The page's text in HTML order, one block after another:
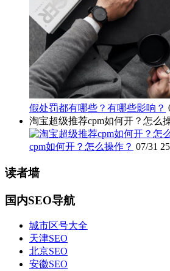
假处罚都有哪些？有哪些影响？
淘宝超级推荐cpm如何开？怎么
cpm如何开？怎么操作？ 07/31 25
读者墙
国内SEO导航
城市区号大全
天津SEO
北京SEO
安徽SEO